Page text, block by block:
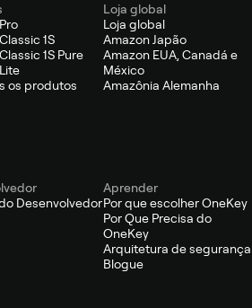
1S
1S Pure
os produtos
Loja global
Loja global
Amazon Japão
Amazon EUA, Canadá e
México
Amazônia Alemanha
Desenvolvedor
Aprender
Por que escolher OneKey
Por Que Precisa do
OneKey
Arquitetura de segurança
Blogue